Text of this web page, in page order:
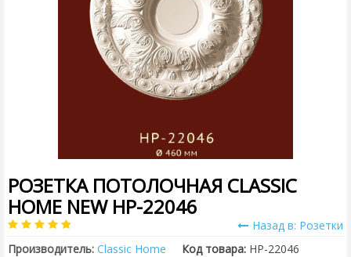
РОЗЕТКА ПОТОЛОЧНАЯ CLASSIC
HOME NEW HP-22046
Назад в: Розетки
Производитель: Classic Home Код товара: HP-22046